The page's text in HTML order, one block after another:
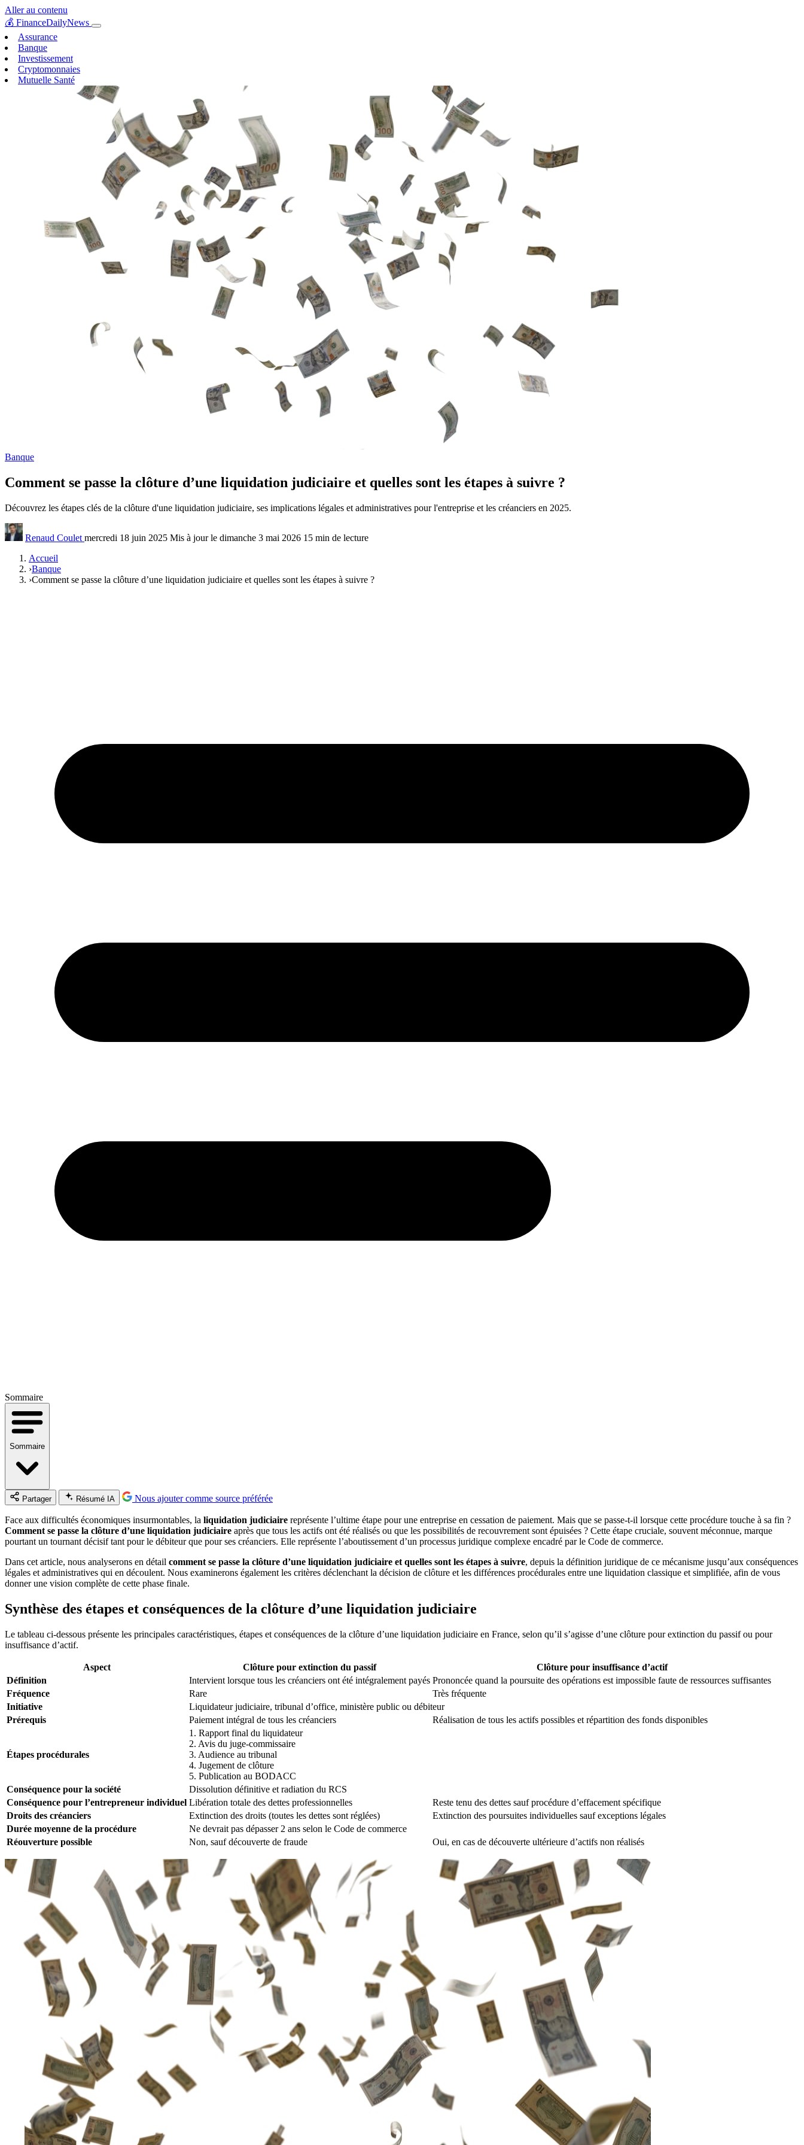
Aller au contenu
💰 FinanceDailyNews
Assurance
Banque
Investissement
Cryptomonnaies
Mutuelle Santé
Banque
Comment se passe la clôture d’une liquidation judiciaire et quelles sont les étapes à suivre ?
Découvrez les étapes clés de la clôture d'une liquidation judiciaire, ses implications légales et administratives pour l'entreprise et les créanciers en 2025.
Renaud Coulet mercredi 18 juin 2025 Mis à jour le dimanche 3 mai 2026 15 min de lecture
Accueil
›Banque
›Comment se passe la clôture d’une liquidation judiciaire et quelles sont les étapes à suivre ?
Sommaire
Sommaire
Partager Résumé IA Nous ajouter comme source préférée
Face aux difficultés économiques insurmontables, la liquidation judiciaire représente l’ultime étape pour une entreprise en cessation de paiement. Mais que se passe-t-il lorsque cette procédure touche à sa fin ?
Comment se passe la clôture d’une liquidation judiciaire après que tous les actifs ont été réalisés ou que les possibilités de recouvrement sont épuisées ? Cette étape cruciale, souvent méconnue, marque
pourtant un tournant décisif tant pour le débiteur que pour ses créanciers. Elle représente l’aboutissement d’un processus juridique complexe encadré par le Code de commerce.
Dans cet article, nous analyserons en détail comment se passe la clôture d’une liquidation judiciaire et quelles sont les étapes à suivre, depuis la définition juridique de ce mécanisme jusqu’aux conséquences
légales et administratives qui en découlent. Nous examinerons également les critères déclenchant la décision de clôture et les différences procédurales entre une liquidation classique et simplifiée, afin de vous
donner une vision complète de cette phase finale.
Synthèse des étapes et conséquences de la clôture d’une liquidation judiciaire
Le tableau ci-dessous présente les principales caractéristiques, étapes et conséquences de la clôture d’une liquidation judiciaire en France, selon qu’il s’agisse d’une clôture pour extinction du passif ou pour
insuffisance d’actif.
Aspect Clôture pour extinction du passif
Clôture pour insuffisance d’actif
Définition
Intervient lorsque tous les créanciers ont été intégralement payés Prononcée quand la poursuite des opérations est impossible faute de ressources suffisantes
Fréquence
Rare
Très fréquente
Initiative
Liquidateur judiciaire, tribunal d’office, ministère public ou débiteur
Prérequis
Paiement intégral de tous les créanciers Réalisation de tous les actifs possibles et répartition des fonds disponibles
Étapes procédurales
1. Rapport final du liquidateur
2. Avis du juge-commissaire
3. Audience au tribunal
4. Jugement de clôture
5. Publication au BODACC
Conséquence pour la société
Dissolution définitive et radiation du RCS
Conséquence pour l’entrepreneur individuel Libération totale des dettes professionnelles
Reste tenu des dettes sauf procédure d’effacement spécifique
Droits des créanciers
Extinction des droits (toutes les dettes sont réglées)
Extinction des poursuites individuelles sauf exceptions légales
Durée moyenne de la procédure
Ne devrait pas dépasser 2 ans selon le Code de commerce
Réouverture possible
Non, sauf découverte de fraude Oui, en cas de découverte ultérieure d’actifs non réalisés